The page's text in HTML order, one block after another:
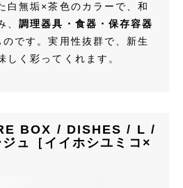
白無垢×茶色のカラーで、和
、調理器具・食器・保存容器
です。実用性抜群で、新生
しく彩ってくれます。
BOX / DISHES / L /
ュ［イイホシユミコ×